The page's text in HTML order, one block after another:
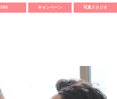
SNS キャンペーン 写真スタジオ